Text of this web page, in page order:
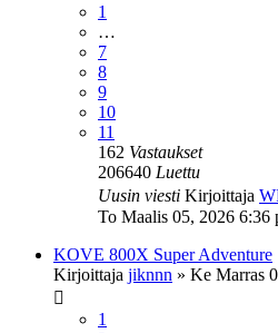
1
…
7
8
9
10
11
162 Vastaukset
206640 Luettu
Uusin viesti Kirjoittaja
To Maalis 05, 2026 6:36
KOVE 800X Super Adventure
Kirjoittaja jiknnn » Ke Marras
1